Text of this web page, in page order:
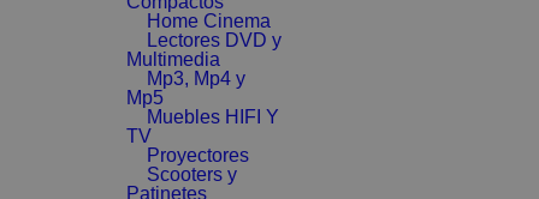
Home Cinema
Lectores DVD y
Multimedia
Mp3, Mp4 y
Mp5
Muebles HIFI Y
TV
Proyectores
Scooters y
Patinetes